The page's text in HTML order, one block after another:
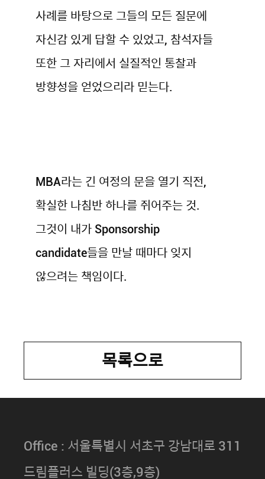
사례를 바탕으로 그들의 모든 질문에
자신감 있게 답할 수 있었고, 참석자들
또한 그 자리에서 실질적인 통찰과
방향성을 얻었으리라 믿는다.
MBA라는 긴 여정의 문을 열기 직전,
확실한 나침반 하나를 쥐어주는 것.
그것이 내가 Sponsorship
candidate들을 만날 때마다 잊지
않으려는 책임이다.
목록으로
Office : 서울특별시 서초구 강남대로 311
드림플러스 빌딩(3층,9층)